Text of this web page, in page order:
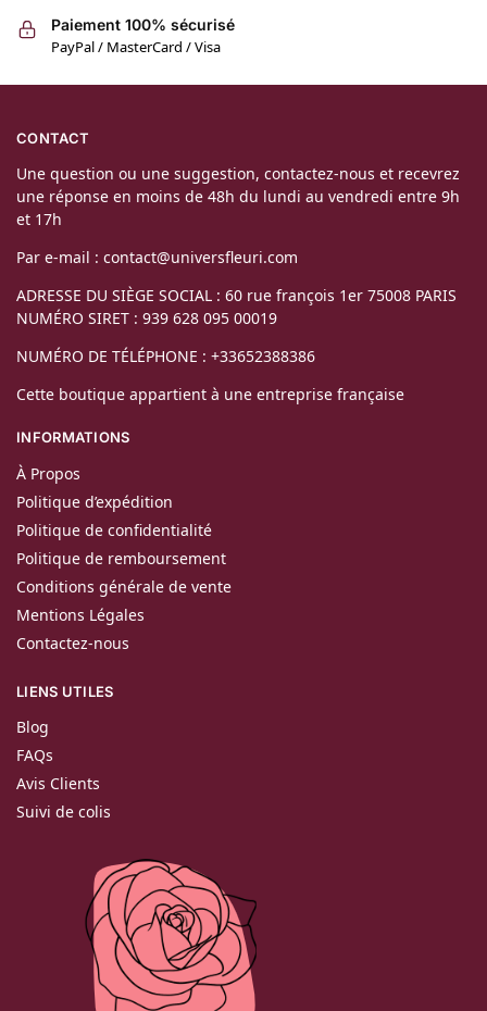
Paiement 100% sécurisé
PayPal / MasterCard / Visa
CONTACT
Une question ou une suggestion, contactez-nous et recevrez
une réponse en moins de 48h du lundi au vendredi entre 9h
et 17h
Par e-mail : contact@universfleuri.com
ADRESSE DU SIÈGE SOCIAL : 60 rue françois 1er 75008 PARIS
NUMÉRO SIRET : 939 628 095 00019
NUMÉRO DE TÉLÉPHONE : +33652388386
Cette boutique appartient à une entreprise française
INFORMATIONS
À Propos
Politique d’expédition
Politique de confidentialité
Politique de remboursement
Conditions générale de vente
Mentions Légales
Contactez-nous
LIENS UTILES
Blog
FAQs
Avis Clients
Suivi de colis